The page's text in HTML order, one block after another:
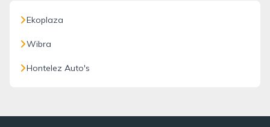
Ekoplaza
Wibra
Hontelez Auto's